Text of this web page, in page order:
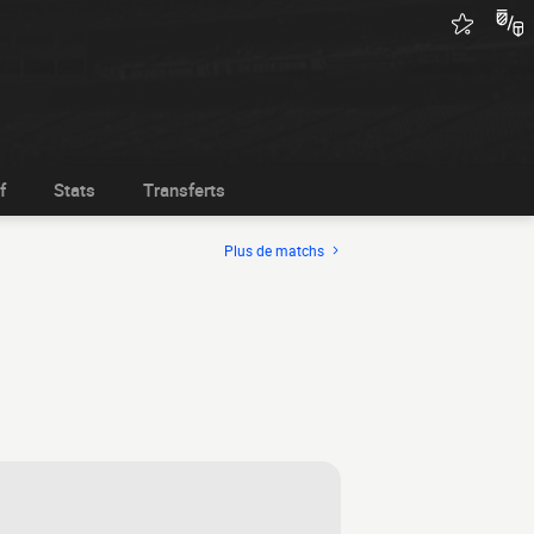
Stats Transferts
Plus de matchs